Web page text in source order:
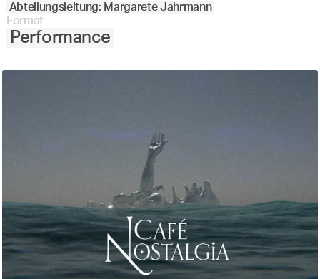
Abteilungsleitung: Margarete Jahrmann
Format
Performance